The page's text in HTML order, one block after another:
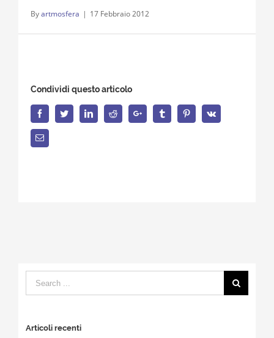
Byartmosfera | 17 Febbraio 2012
Condividi questo articolo
FacebookTwitterLinkedInReddit Google+ Tumblr PinterestVk
Email
Search
for:
Articoli recenti